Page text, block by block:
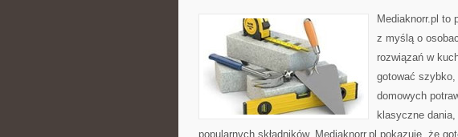
Mediaknorr.pl to
z myślą o
rozwiązań w
gotować
domowych
klasyczne
popularnych składników. Mediaknorr.pl pokazuje, że